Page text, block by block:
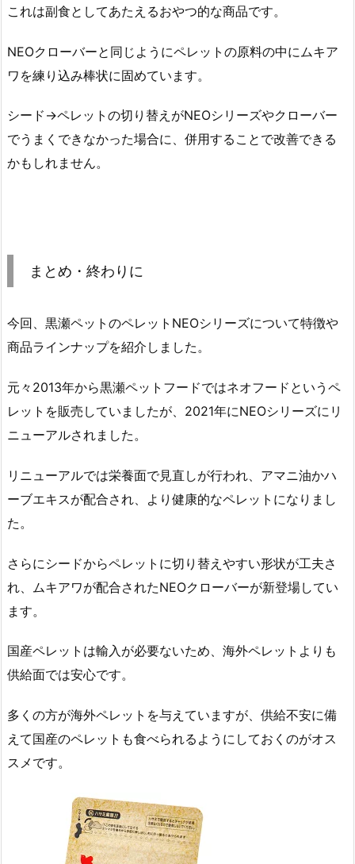
これは副食としてあたえるおやつ的な商品です。
NEOクローバーと同じようにペレットの原料の中にムキア
ワを練り込み棒状に固めています。
シード→ペレットの切り替えがNEOシリーズやクローバー
でうまくできなかった場合に、併用することで改善できる
かもしれません。
まとめ・終わりに
今回、黒瀬ペットのペレットNEOシリーズについて特徴や
商品ラインナップを紹介しました。
元々2013年から黒瀬ペットフードではネオフードというペ
レットを販売していましたが、2021年にNEOシリーズにリ
ニューアルされました。
リニューアルでは栄養面で見直しが行われ、アマニ油かハ
ーブエキスが配合され、より健康的なペレットになりまし
た。
さらにシードからペレットに切り替えやすい形状が工夫さ
れ、ムキアワが配合されたNEOクローバーが新登場してい
ます。
国産ペレットは輸入が必要ないため、海外ペレットよりも
供給面では安心です。
多くの方が海外ペレットを与えていますが、供給不安に備
えて国産のペレットも食べられるようにしておくのがオス
スメです。